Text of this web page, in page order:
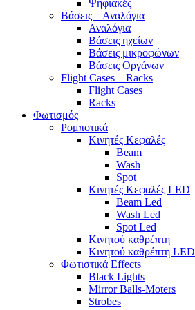
Ψηφιακές
Βάσεις – Αναλόγια
Αναλόγια
Βάσεις ηχείων
Βάσεις μικροφώνων
Βάσεις Οργάνων
Flight Cases – Racks
Flight Cases
Racks
Φωτισμός
Ρομποτικά
Κινητές Κεφαλές
Beam
Wash
Spot
Κινητές Κεφαλές LED
Beam Led
Wash Led
Spot Led
Κινητού καθρέπτη
Κινητού καθρέπτη LED
Φωτιστικά Effects
Black Lights
Mirror Balls-Moters
Strobes